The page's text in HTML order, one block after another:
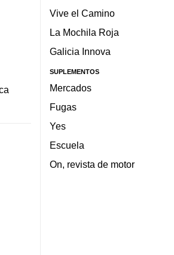
Vive el Camino
La Mochila Roja
Galicia Innova
SUPLEMENTOS
Mercados
Fugas
Yes
Escuela
On, revista de motor